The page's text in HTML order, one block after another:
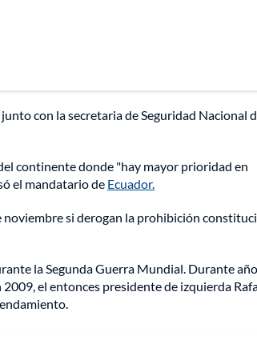
con la secretaria de Seguridad Nacional
continente donde "hay mayor prioridad en
el mandatario de Ecuador.
si derogan la prohibición
la Segunda Guerra Mundial. Durante
el entonces presidente de izquierda